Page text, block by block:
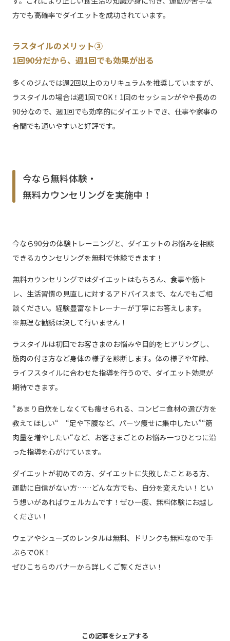
方でも高確率でダイエットを成功されています。
ラスタイルのメリット③
1回90分だから、週1回でも効果が出る
多くのジムでは週2回以上のカリキュラムを推奨していますが、
ラスタイルの場合は週1回でOK！1回のセッションがやや長めの
90分なので、週1回でも効率的にダイエットでき、仕事や家事の
合間でも通いやすいと好評です。
今なら無料体験・
無料カウンセリングを実施中！
今なら90分の体験トレーニングと、ダイエットのお悩みを相談
できるカウンセリングを無料で体験できます！
無料カウンセリングではダイエットはもちろん、食事や筋ト
レ、生活習慣の見直しに対するアドバイスまで、なんでもご相
談ください。経験豊富なトレーナーが丁寧にお答えします。
※無理な勧誘は決して行いません！
ラスタイルは初回でお客さまのお悩みや目的をヒアリングし、
筋肉の付き方など身体の様子を診断します。体の様子や年齢、
ライフスタイルに合わせた指導を行うので、ダイエット効果が
期待できます。
“あまり自炊をしなくても痩せられる、コンビニ食材の選び方を
教えてほしい“ “足や下腹など、パーツ痩せに集中したい”“筋
肉量を増やしたい“など、お客さまごとのお悩み一つひとつに沿
った指導を心がけています。
ダイエットが初めての方、ダイエットに失敗したことある方、
運動に自信がない方……どんな方でも、自分を変えたい！とい
う想いがあればウェルカムです！ぜひ一度、無料体験にお越し
ください！
ウェアやシューズのレンタルは無料、ドリンクも無料なので手
ぶらでOK！
ぜひこちらのバナーから詳しくご覧ください！
この記事をシェアする